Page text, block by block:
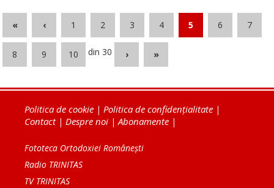
« ‹ 1 2 3 4 5 6 7
8 9 10 din 30 › »
Politica de cookie | Politica de confidențialitate |
Contact| Despre noi |Abonamente |
Fototeca Ortodoxiei Românești
Radio TRINITAS
TV TRINITAS